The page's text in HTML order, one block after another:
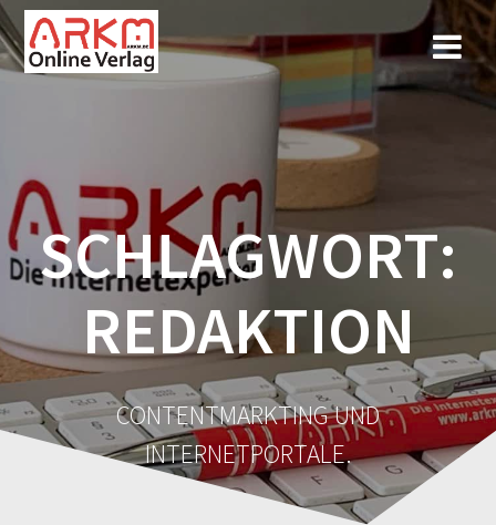
Inhalt
springen
SCHLAGWORT:
REDAKTION
CONTENTMARKTING UND
INTERNETPORTALE.